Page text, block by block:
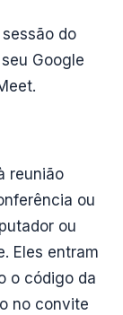
do
Google
reunião
ou
ou
Eles entram
o código da
no convite